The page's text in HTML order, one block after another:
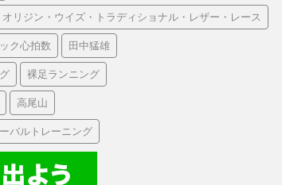
リジン・ウイズ・トラディショナル・レザー・レース
ク心拍数 田中猛雄
裸足ランニング
高尾山
バルトレーニング